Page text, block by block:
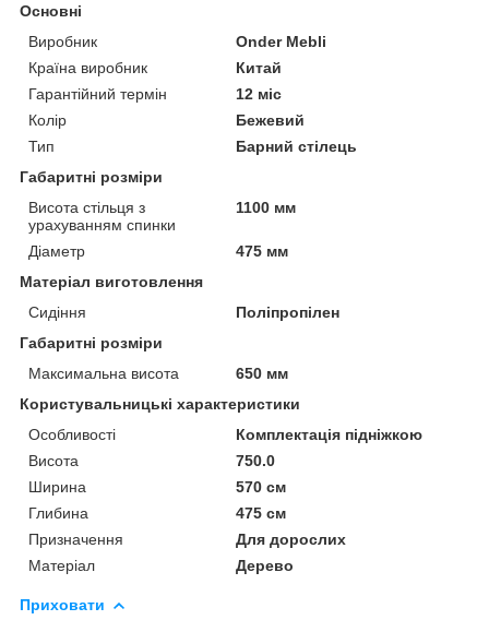
Основні
Виробник
Onder Mebli
Країна виробник
Китай
Гарантійний термін
12 міс
Колір
Бежевий
Тип
Барний стілець
Габаритні розміри
Висота стільця з
урахуванням спинки
1100 мм
Діаметр
475 мм
Матеріал виготовлення
Сидіння
Поліпропілен
Габаритні розміри
Максимальна висота
650 мм
Користувальницькі характеристики
Особливості
Комплектація підніжкою
Висота
750.0
Ширина
570 см
Глибина
475 см
Призначення
Для дорослих
Матеріал
Дерево
Приховати